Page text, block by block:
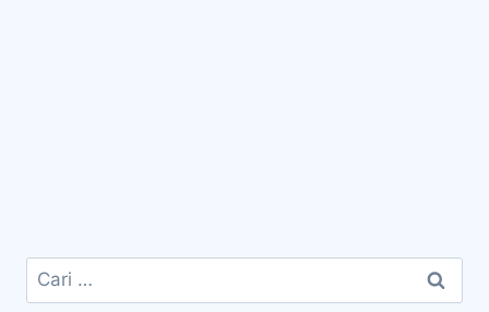
Cari
untuk: